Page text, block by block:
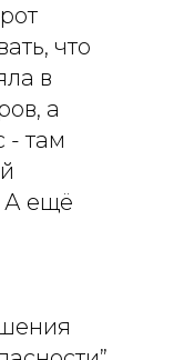
что
в
а
- там
А ещё